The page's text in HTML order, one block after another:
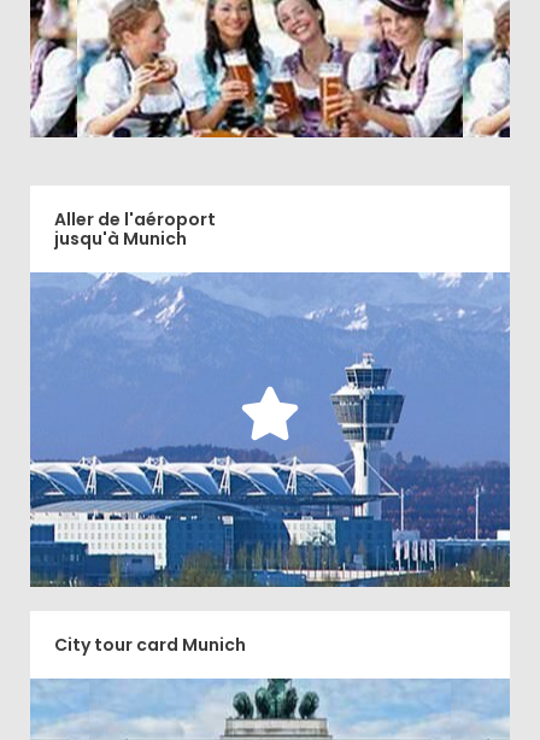
Découvrir
Aller de l'aéroport
jusqu'à Munich
Comment aller de l'aéroport de Munich jusqu'au
centre ville sans se ruiner?
Découvrir
City tour card Munich